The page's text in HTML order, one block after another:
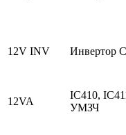
12V INV Инвертор
12VA
IC410,
УМЗЧ